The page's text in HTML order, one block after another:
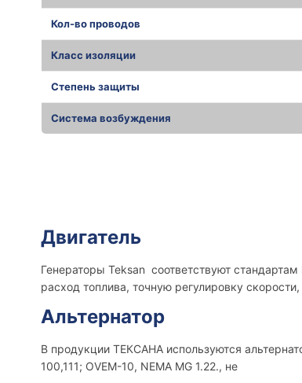
Кол-во проводов
Класс изоляции
Степень защиты
Система возбуждения
Двигатель
Генераторы Teksan соответствуют
расход топлива, точную регулировку
Альтернатор
В продукции ТЕКСАНА используются
100,111; OVEM-10, NEMA MG 1.22., не